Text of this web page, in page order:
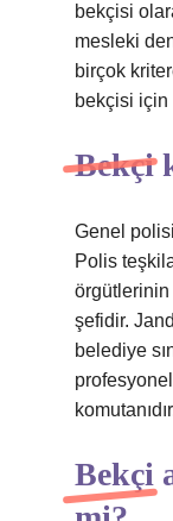
bekçisi
mesleki
birçok
bekçisi için
Bekçi
Genel
Polis
şefidir.
belediye
Bekçi